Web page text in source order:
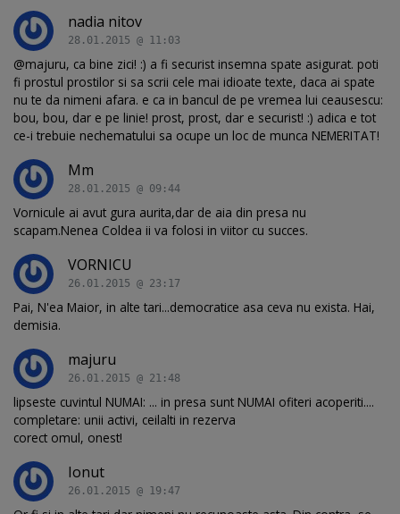
nadia nitov
28.01.2015 @ 11:03
@majuru, ca bine zici! :) a fi securist insemna spate asigurat. poti
fi prostul prostilor si sa scrii cele mai idioate texte, daca ai spate
nu te da nimeni afara. e ca in bancul de pe vremea lui ceausescu:
bou, bou, dar e pe linie! prost, prost, dar e securist! :) adica e tot
ce-i trebuie nechematului sa ocupe un loc de munca NEMERITAT!
Mm
28.01.2015 @ 09:44
Vornicule ai avut gura aurita,dar de aia din presa nu
scapam.Nenea Coldea ii va folosi in viitor cu succes.
VORNICU
26.01.2015 @ 23:17
Pai, N'ea Maior, in alte tari...democratice asa ceva nu exista. Hai,
demisia.
majuru
26.01.2015 @ 21:48
lipseste cuvintul NUMAI: ... in presa sunt NUMAI ofiteri acoperiti....
completare: unii activi, ceilalti in rezerva
corect omul, onest!
Ionut
26.01.2015 @ 19:47